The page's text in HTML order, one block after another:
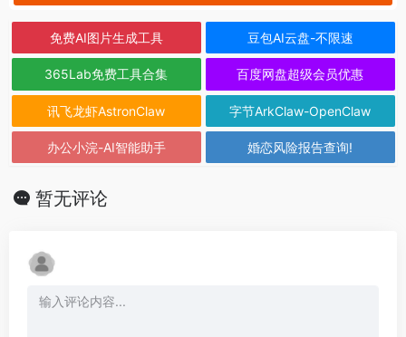
免费AI图片生成工具 豆包AI云盘-不限速
365Lab免费工具合集 百度网盘超级会员优惠
讯飞龙虾AstronClaw 字节ArkClaw-OpenClaw
办公小浣-AI智能助手 婚恋风险报告查询!
暂无评论